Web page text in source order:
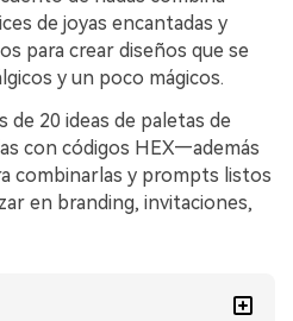
de joyas encantadas y
para crear diseños que se
y un poco mágicos.
20 ideas de paletas de
con códigos HEX—además
combinarlas y prompts listos
en branding, invitaciones,